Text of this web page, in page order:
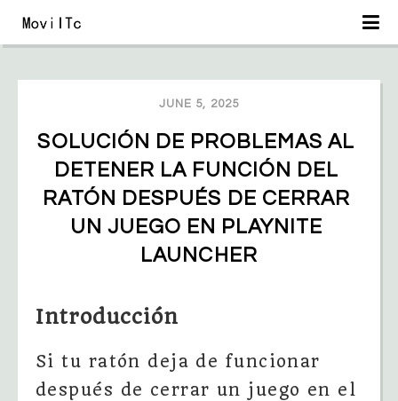
JUNE 5, 2025
SOLUCIÓN DE PROBLEMAS AL
DETENER LA FUNCIÓN DEL
RATÓN DESPUÉS DE CERRAR
UN JUEGO EN PLAYNITE
LAUNCHER
Introducción
Si tu ratón deja de funcionar
después de cerrar un juego en el